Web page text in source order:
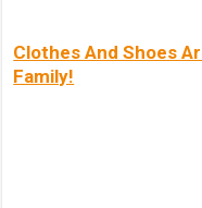
Clothes And Shoes
Family!